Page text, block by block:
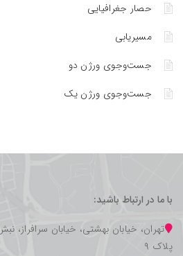
حصار جغرافیایی
مسیریابی
جست‌وجوی ورژن دو
جست‌وجوی ورژن یک
با ما در ارتباط باشید:
تهران، خیابان بهشتی، خیابان
پلاک ۹